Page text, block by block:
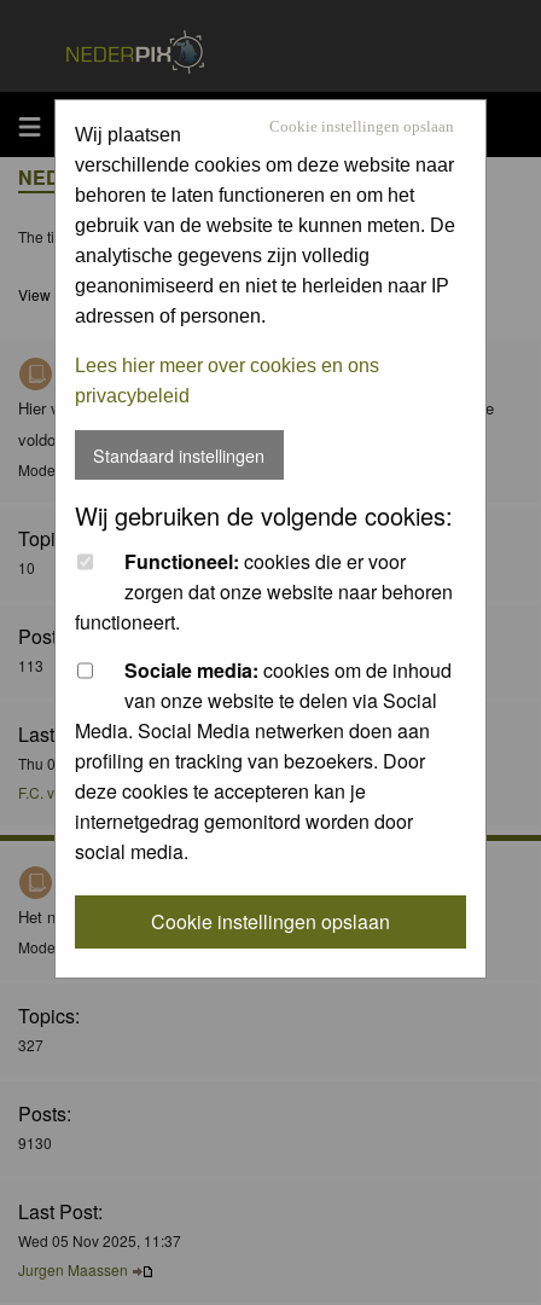
MENU Cookie instellingen opslaan
Wij plaatsen
verschillende cookies om deze website naar
behoren te laten functioneren en om het
gebruik van de website te kunnen meten. De
analytische gegevens zijn volledig
geanonimiseerd en niet te herleiden naar IP
adressen of personen.
Lees hier meer over cookies en ons
privacybeleid
Standaard instellingen
Wij gebruiken de volgende cookies:
Functioneel: cookies die er voor
zorgen dat onze website naar behoren
functioneert.
Sociale media: cookies om de inhoud
van onze website te delen via Social
Media. Social Media netwerken doen aan
profiling en tracking van bezoekers. Door
deze cookies te accepteren kan je
internetgedrag gemonitord worden door
social media.
Cookie instellingen opslaan
NEDERPIX.NL FORUM INDEX
The time now is Sun 09 Aug 2026, 8:09
View unanswered posts
Richtlijnen voor Nederpix fotografen
Hier vind je de criteria waaraan foto's in de diverse albums dienen te
voldoen en de gedragscode (met aanvullingen) van Nederpix.
Moderator Moderators
Topics:
10
Posts:
113
Last Post:
Thu 08 Dec 2016, 21:51
F.C. van der Horst
Het nieuws forum / The news forum
ModeratorModerators
Topics:
327
Posts:
9130
Last Post:
Wed 05 Nov 2025, 11:37
Jurgen Maassen